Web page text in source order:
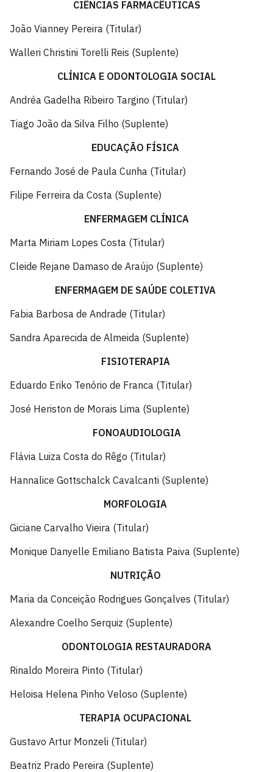
CIÊNCIAS FARMACÊUTICAS
João Vianney Pereira (Titular)
Walleri Christini Torelli Reis (Suplente)
CLÍNICA E ODONTOLOGIA SOCIAL
Andréa Gadelha Ribeiro Targino (Titular)
Tiago João da Silva Filho (Suplente)
EDUCAÇÃO FÍSICA
Fernando José de Paula Cunha (Titular)
Filipe Ferreira da Costa (Suplente)
ENFERMAGEM CLÍNICA
Marta Miriam Lopes Costa (Titular)
Cleide Rejane Damaso de Araújo (Suplente)
ENFERMAGEM DE SAÚDE COLETIVA
Fabia Barbosa de Andrade (Titular)
Sandra Aparecida de Almeida (Suplente)
FISIOTERAPIA
Eduardo Eriko Tenório de Franca (Titular)
José Heriston de Morais Lima (Suplente)
FONOAUDIOLOGIA
Flávia Luiza Costa do Rêgo (Titular)
Hannalice Gottschalck Cavalcanti (Suplente)
MORFOLOGIA
Giciane Carvalho Vieira (Titular)
Monique Danyelle Emiliano Batista Paiva (Suplente)
NUTRIÇÃO
Maria da Conceição Rodrigues Gonçalves (Titular)
Alexandre Coelho Serquiz (Suplente)
ODONTOLOGIA RESTAURADORA
Rinaldo Moreira Pinto (Titular)
Heloisa Helena Pinho Veloso (Suplente)
TERAPIA OCUPACIONAL
Gustavo Artur Monzeli (Titular)
Beatriz Prado Pereira (Suplente)